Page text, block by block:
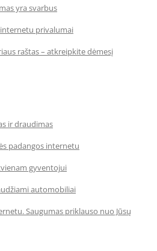
yra svarbus
privalumai
raštas – atkreipkite dėmesį
ir draudimas
padangos internetu
gyventojui
automobiliai
Saugumas priklauso nuo Jūsų